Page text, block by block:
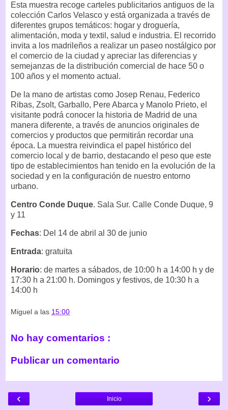
Esta muestra recoge carteles publicitarios antiguos de la
colección Carlos Velasco y está organizada a través de
diferentes grupos temáticos: hogar y droguería,
alimentación, moda y textil, salud e industria. El recorrido
invita a los madrileños a realizar un paseo nostálgico por
el comercio de la ciudad y apreciar las diferencias y
semejanzas de la distribución comercial de hace 50 o
100 años y el momento actual.
De la mano de artistas como Josep Renau, Federico
Ribas, Zsolt, Garballo, Pere Abarca y Manolo Prieto, el
visitante podrá conocer la historia de Madrid de una
manera diferente, a través de anuncios originales de
comercios y productos que permitirán recordar una
época. La muestra reivindica el papel histórico del
comercio local y de barrio, destacando el peso que este
tipo de establecimientos han tenido en la evolución de la
sociedad y en la configuración de nuestro entorno
urbano.
Centro Conde Duque. Sala Sur. Calle Conde Duque, 9
y 11
Fechas: Del 14 de abril al 30 de junio
Entrada: gratuita
Horario: de martes a sábados, de 10:00 h a 14:00 h y de
17:30 h a 21:00 h. Domingos y festivos, de 10:30 h a
14:00 h
Miguel a las 15:00
No hay comentarios :
Publicar un comentario
‹ ›
Inicio